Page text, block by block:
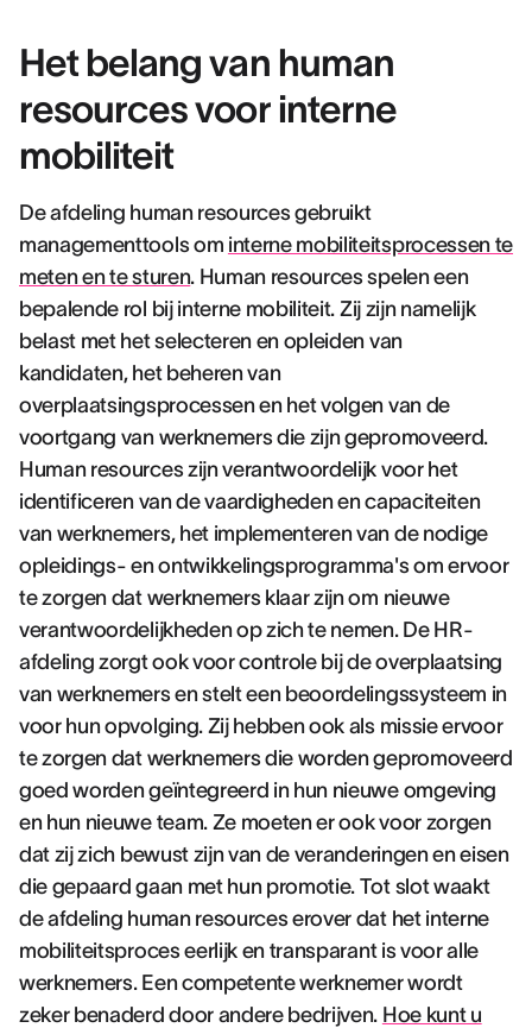
Het belang van human
resources voor interne
mobiliteit
De afdeling human resources gebruikt
managementtools om interne mobiliteitsprocessen te
meten en te sturen. Human resources spelen een
bepalende rol bij interne mobiliteit. Zij zijn namelijk
belast met het selecteren en opleiden van
kandidaten, het beheren van
overplaatsingsprocessen en het volgen van de
voortgang van werknemers die zijn gepromoveerd.
Human resources zijn verantwoordelijk voor het
identificeren van de vaardigheden en capaciteiten
van werknemers, het implementeren van de nodige
opleidings- en ontwikkelingsprogramma's om ervoor
te zorgen dat werknemers klaar zijn om nieuwe
verantwoordelijkheden op zich te nemen. De HR-
afdeling zorgt ook voor controle bij de overplaatsing
van werknemers en stelt een beoordelingssysteem in
voor hun opvolging. Zij hebben ook als missie ervoor
te zorgen dat werknemers die worden gepromoveerd
goed worden geïntegreerd in hun nieuwe omgeving
en hun nieuwe team. Ze moeten er ook voor zorgen
dat zij zich bewust zijn van de veranderingen en eisen
die gepaard gaan met hun promotie. Tot slot waakt
de afdeling human resources erover dat het interne
mobiliteitsproces eerlijk en transparant is voor alle
werknemers. Een competente werknemer wordt
zeker benaderd door andere bedrijven. Hoe kunt u